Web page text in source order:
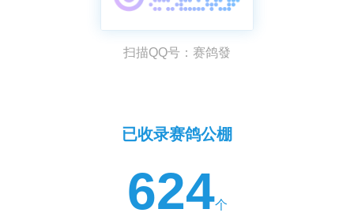
扫描QQ号：赛鸽發
已收录赛鸽公棚
624个